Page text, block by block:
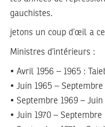
gauchistes.
jetons un coup d’œil a
Ministres d’intérieurs :
• Avril 1956 – 1965 :
• Juin 1965 –
• Septembre 1969 –
• Juin 1970 –